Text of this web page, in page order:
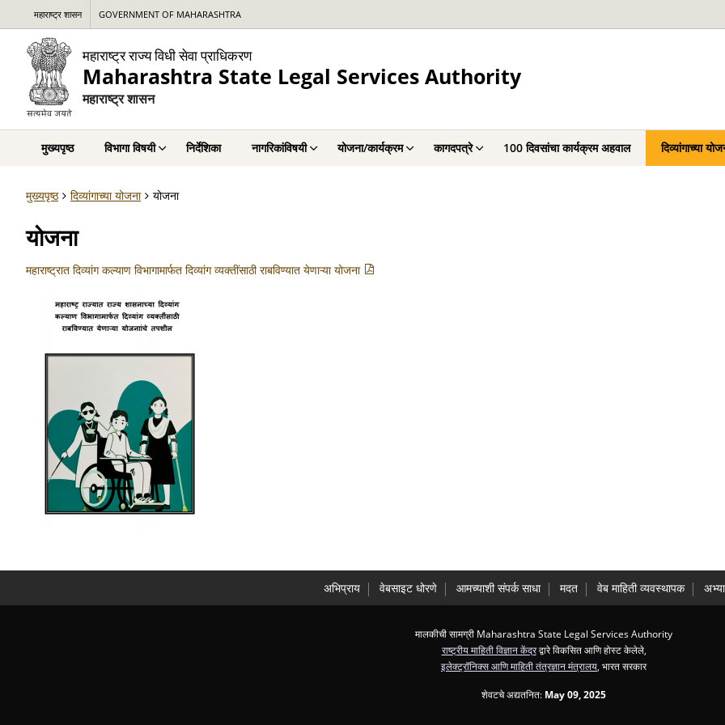
महाराष्ट्र शासन GOVERNMENT OF MAHARASHTRA
महाराष्ट्र राज्य विधी सेवा प्राधिकरण
Maharashtra State Legal Services Authority
महाराष्ट्र शासन
मुख्यपृष्ठ विभागा विषयी निर्देशिका नागरिकांविषयी योजना/कार्यक्रम कागदपत्रे 100 दिवसांचा कार्यक्रम अहवाल दिव्यांगाच्या
मुख्यपृष्ठ दिव्यांगाच्या योजना योजना
योजना
महाराष्ट्रात दिव्यांग कल्याण विभागामार्फत दिव्यांग व्यक्तींसाठी राबविण्यात येणाऱ्या योजना
अभिप्राय वेबसाइट धोरणे आमच्याशी संपर्क साधा मदत वेब माहिती व्यवस्थापक
मालकीची सामग्री Maharashtra State Legal Services Authority
राष्ट्रीय माहिती विज्ञान केंद्रद्वारे विकसित आणि होस्ट केलेले,
इलेक्ट्रॉनिक्स आणि माहिती तंत्रज्ञान मंत्रालय , भारत सरकार
शेवटचे अद्यतनित: May 09, 2025